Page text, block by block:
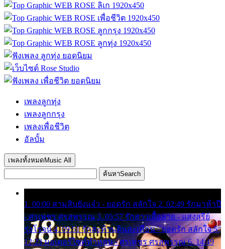
เพลงลูกทุ่ง
เพลงลูกกรุง
เพลงเพื่อชีวิต
อัลบั้ม
เพลงทั้งหมด Music All
ค้นหาSearch
1. 00:00 สามสิบยังแจ๋ว - ยอดรัก สลักใจ 2. 02:49 รักมาห้าปี
- ศรเพชร ศรสุพรรณ 3. 05:57 รักสาวเสื้อลาย - แสงสุรีย์
รุ่งโรจน์ 4. 09:51 รักสะท้านดินสะเทือน - ยอดรัก สลักใจ 5.
12:23 มอเตอร์ไซค์ทำหล่น - ศรเพชร ศรสุพรรณ 6. 14:49